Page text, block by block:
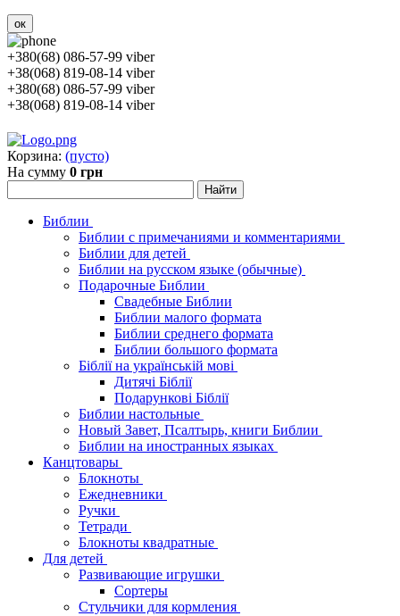
ок
+380(68) 086-57-99 viber
+38(068) 819-08-14 viber
+380(68) 086-57-99 viber
+38(068) 819-08-14 viber
Корзина: (пусто)
На сумму 0 грн
Библии
Библии с примечаниями и комментариями
Библии для детей
Библии на русском языке (обычные)
Подарочные Библии
Свадебные Библии
Библии малого формата
Библии среднего формата
Библии большого формата
Біблії на українській мові
Дитячі Біблії
Подарункові Біблії
Библии настольные
Новый Завет, Псалтырь, книги Библии
Библии на иностранных языках
Канцтовары
Блокноты
Ежедневники
Ручки
Тетради
Блокноты квадратные
Для детей
Развивающие игрушки
Сортеры
Стульчики для кормления